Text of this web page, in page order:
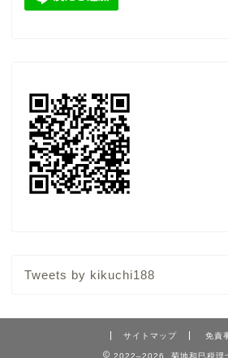
Tweets by kikuchi188
サイトマップ 免責
2022–2026 菊地和巳税理
特定商取引法